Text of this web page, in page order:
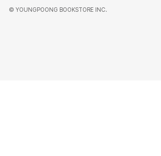
© YOUNGPOONG BOOKSTORE INC.